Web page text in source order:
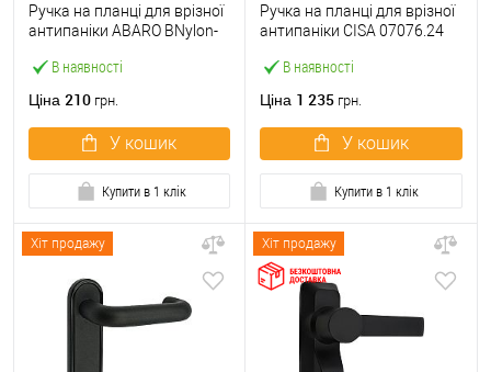
В наявності
Ручка на планці для врізної
антипаніки ABARO BNylon-
чорна
Ціна 210 грн.
У кошик
Купити в 1 клік
В наявності
Ручка на планці для врізної
антипаніки CISA 07076.24
Ціна 1 235 грн.
У кошик
Купити в 1 клік
Хіт продажу Хіт продажу